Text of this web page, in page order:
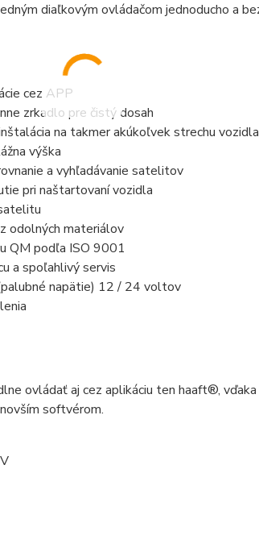
diaľkovým ovládačom jednoducho a
cez APP
zrkadlo pre čistý dosah
na takmer akúkoľvek strechu vozidla
výška
a vyhľadávanie satelitov
pri naštartovaní vozidla
odolných materiálov
QM podľa ISO 9001
a spoľahlivý servis
napätie) 12 / 24 voltov
ovládať aj cez aplikáciu ten haaft®,
softvérom.